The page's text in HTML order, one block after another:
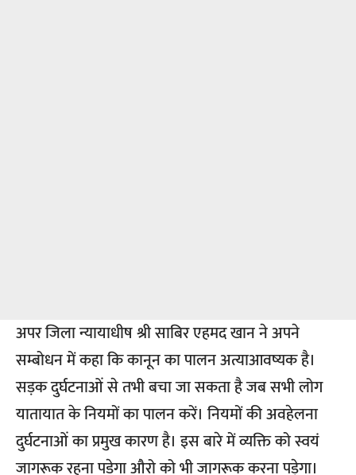
अपर जिला न्यायाधीष श्री साबिर एहमद खान ने अपने
सम्बोधन में कहा कि कानून का पालन अत्याआवष्यक है।
सड़क दुर्घटनाओं से तभी बचा जा सकता है जब सभी लोग
यातायात के नियमों का पालन करें। नियमों की अवहेलना
दुर्घटनाओं का प्रमुख कारण है। इस बारे में व्यक्ति को स्वयं
जागरूक रहना पडेगा औरो को भी जागरूक करना पड़ेगा।